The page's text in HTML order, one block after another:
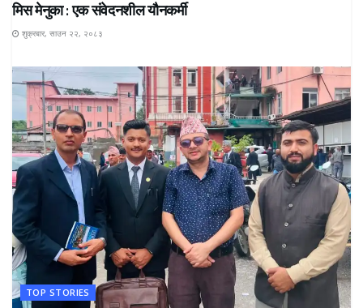
मिस मेनुका : एक संवेदनशील यौनकर्मी
शुक्रबार, साउन २२, २०८३
TOP STORIES